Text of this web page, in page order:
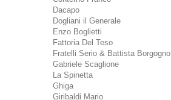
Dacapo
Dogliani il Generale
Enzo Boglietti
Fattoria Del Teso
Fratelli Serio & Battista Borgogno
Gabriele Scaglione
La Spinetta
Ghiga
Giribaldi Mario